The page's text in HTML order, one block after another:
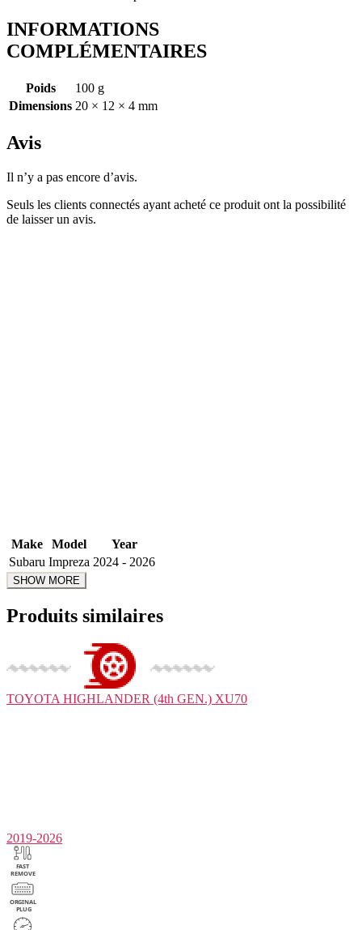
INFORMATIONS
COMPLÉMENTAIRES
Poids
100 g
Dimensions 20 × 12 × 4 mm
Avis
Il n’y a pas encore d’avis.
Seuls les clients connectés ayant acheté ce produit ont la possibilité
de laisser un avis.
Make Model
Year
Subaru Impreza 2024 - 2026
Produits similaires
TOYOTA HIGHLANDER (4th GEN.) XU70
2019-2026